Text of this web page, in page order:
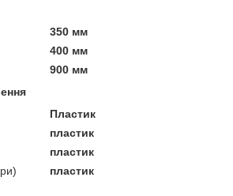
350 мм
400 мм
900 мм
Пластик
пластик
пластик
пластик